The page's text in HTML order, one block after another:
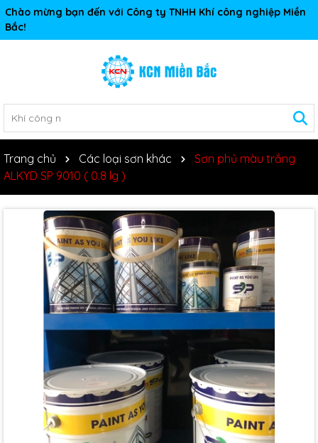
Chào mừng bạn đến với Công ty TNHH Khí công nghiệp Miền
Bắc!
Trang chủ Các loại sơn khác
Sơn phủ màu trắng
ALKYD SP 9010 ( 0.8 lg )